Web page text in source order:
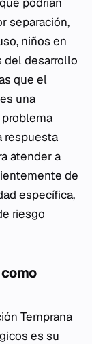
separación,
niños en
del desarrollo
que el
una
respuesta
atender a
de
específica,
riesgo
Temprana
es su